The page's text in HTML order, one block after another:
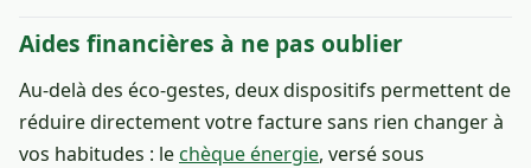
Aides financières à ne pas oublier
Au-delà des éco-gestes, deux dispositifs permettent de
réduire directement votre facture sans rien changer à
vos habitudes : lechèque énergie, versé sous